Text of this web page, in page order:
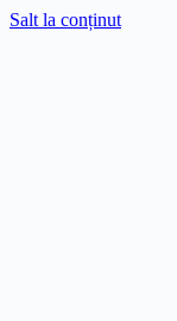
Salt la conținut